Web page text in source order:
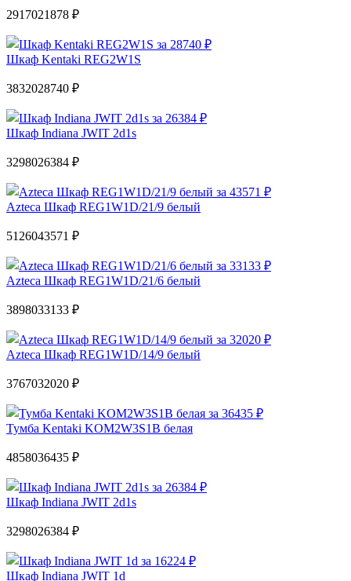
2917021878 ₽
Шкаф Kentaki REG2W1S
3832028740 ₽
Шкаф Indiana JWIT 2d1s
3298026384 ₽
Azteca Шкаф REG1W1D/21/9 белый
5126043571 ₽
Azteca Шкаф REG1W1D/21/6 белый
3898033133 ₽
Azteca Шкаф REG1W1D/14/9 белый
3767032020 ₽
Тумба Kentaki KOM2W3S1B белая
4858036435 ₽
Шкаф Indiana JWIT 2d1s
3298026384 ₽
Шкаф Indiana JWIT 1d